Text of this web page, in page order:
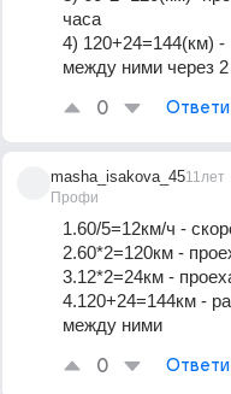
часа
4) 120+24=144(км) -
между ними через
0
masha_isakova_45
Профи
11лет
1.60/5=12км/ч -
2.60*2=120км -
3.12*2=24км -
4.120+24=144км -
между ними
0